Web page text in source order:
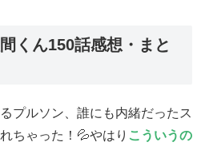
くん150話感想・まと
プルソン、誰にも内緒だったス
ちゃった！💦やはり こういうの